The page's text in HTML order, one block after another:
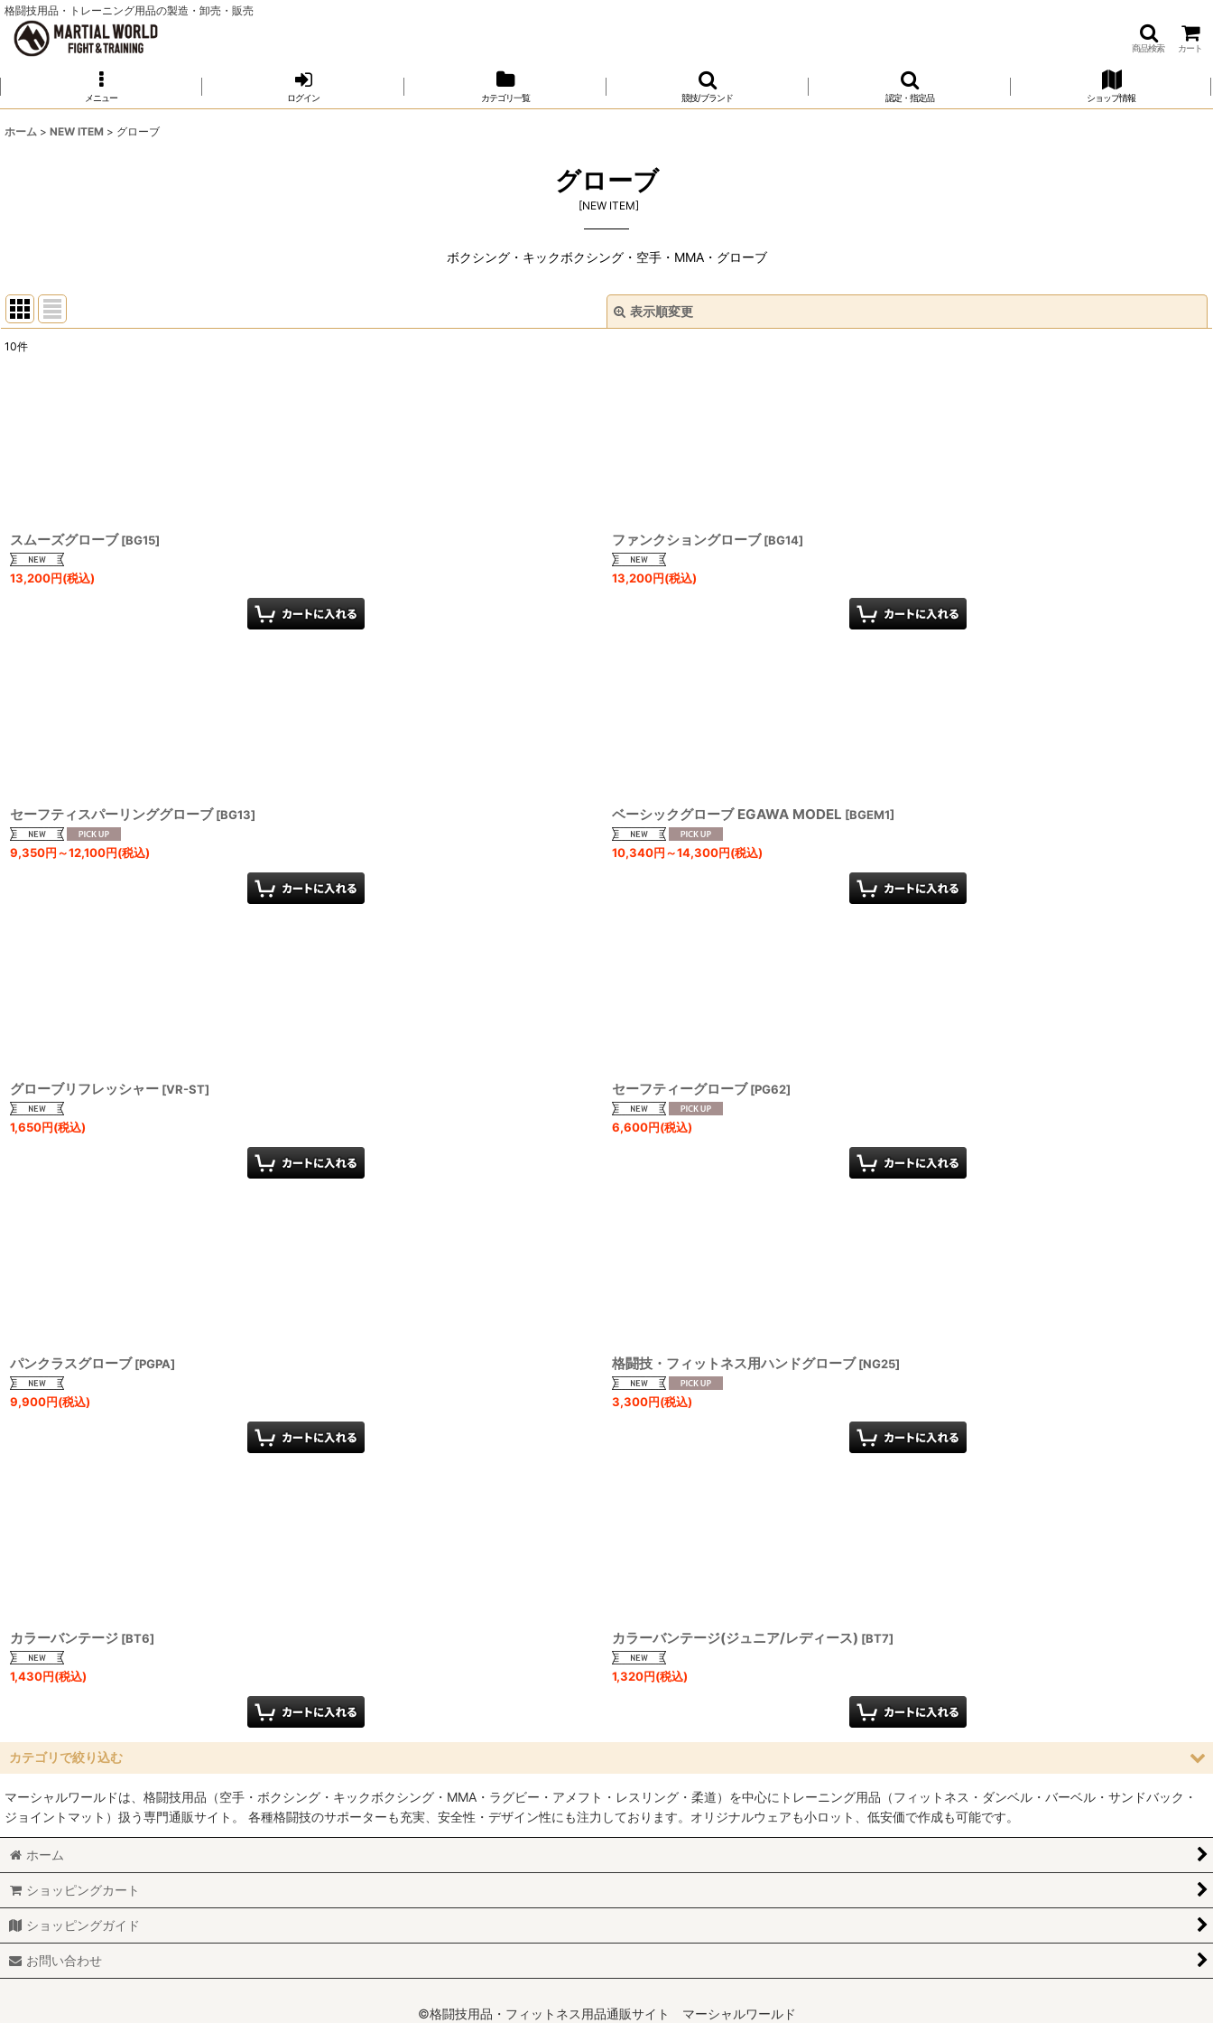
格闘技用品・トレーニング用品の製造・卸売・販売
商品検索 カート
メニュー ログイン カテゴリ一覧 競技/ブランド 認定・指定品 ショップ情報
ホーム > NEW ITEM > グローブ
グローブ
[NEW ITEM]
ボクシング・キックボクシング・空手・MMA・グローブ
表示順変更
10件
スムーズグローブ [BG15]
13,200円(税込)
ファンクショングローブ [BG14]
13,200円(税込)
セーフティスパーリンググローブ [BG13]
9,350円～12,100円(税込)
ベーシックグローブ EGAWA MODEL [BGEM1]
10,340円～14,300円(税込)
グローブリフレッシャー [VR-ST]
1,650円(税込)
セーフティーグローブ [PG62]
6,600円(税込)
パンクラスグローブ [PGPA]
9,900円(税込)
格闘技・フィットネス用ハンドグローブ [NG25]
3,300円(税込)
カラーバンテージ [BT6]
1,430円(税込)
カラーバンテージ(ジュニア/レディース) [BT7]
1,320円(税込)
カテゴリで絞り込む
グローブ (全商品)
ボクシンググローブ
オープンフィンガーグローブ
パンチンググローブ
グローブラップ
マーシャルワールドは、格闘技用品（空手・ボクシング・キックボクシング・MMA・ラグビー・アメフト・レスリング・柔道）を中心にトレーニング用品（フィットネス・ダンベル・バーベル・サンドバック・
ジョイントマット）扱う専門通販サイト。 各種格闘技のサポーターも充実、安全性・デザイン性にも注力しております。オリジナルウェアも小ロット、低安価で作成も可能です。
ホーム
ショッピングカート
ショッピングガイド
お問い合わせ
©格闘技用品・フィットネス用品通販サイト マーシャルワールド